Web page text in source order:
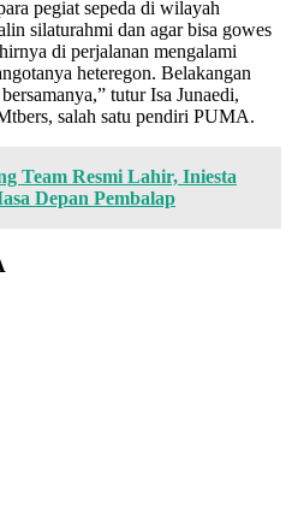
pegiat sepeda di wilayah
silaturahmi dan agar bisa gowes
di perjalanan mengalami
heteregon. Belakangan
tutur Isa Junaedi,
salah satu pendiri PUMA.
Team Resmi Lahir, Iniesta
Depan Pembalap